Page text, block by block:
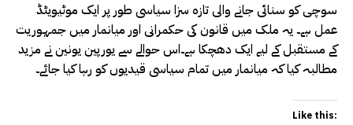
سوچی کو سنائی جانے والی تازہ سزا سیاسی طور پر ایک موٹیویٹڈ
عمل ہے۔ یہ ملک میں قانون کی حکمرانی اور میانمار میں جمہوریت
کے مستقبل کے لیے ایک دھچکا ہے۔اس حوالے سے یورپین یونین نے مزید
مطالبہ کیا کہ میانمار میں تمام سیاسی قیدیوں کو رہا کیا جائے۔
Like this: